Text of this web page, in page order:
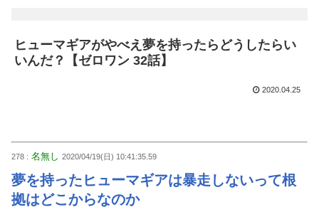
ヒューマギアがやべえ夢を持ったらどうしたらい
いんだ？【ゼロワン 32話】
2020.04.25
278 : 名無し 2020/04/19(日) 10:41:35.59
夢を持ったヒューマギアは暴走しないって根
拠はどこからなのか